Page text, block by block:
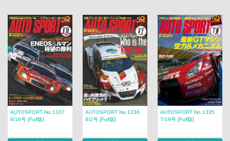
AUTOSPORT No.1337
8/16号 [Full版]
AUTOSPORT No.1336
8/2号 [Full版]
AUTOSPORT No.1335
7/19号 [Full版]